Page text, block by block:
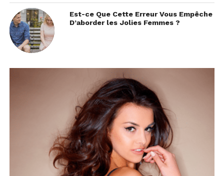
Est-ce Que Cette Erreur Vous Empêche
D’aborder les Jolies Femmes ?